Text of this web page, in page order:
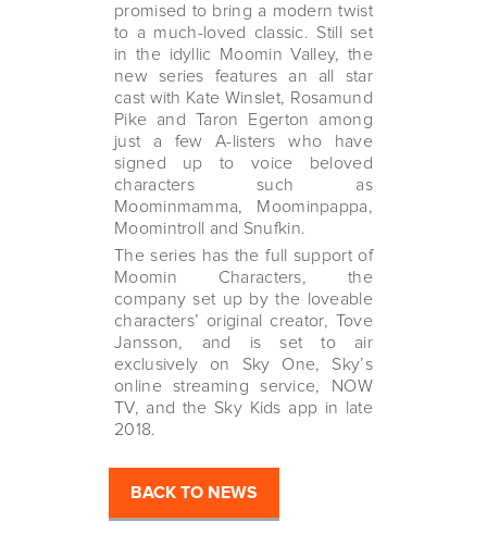
promised to bring a modern twist
to a much-loved classic. Still set
in the idyllic Moomin Valley, the
new series features an all star
cast with Kate Winslet, Rosamund
Pike and Taron Egerton among
just a few A-listers who have
signed up to voice beloved
characters such as
Moominmamma, Moominpappa,
Moomintroll and Snufkin.
The series has the full support of
Moomin Characters, the
company set up by the loveable
characters’ original creator, Tove
Jansson, and is set to air
exclusively on Sky One, Sky’s
online streaming service, NOW
TV, and the Sky Kids app in late
2018.
BACK TO NEWS